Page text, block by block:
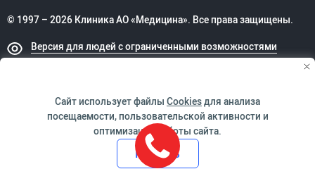
© 1997 – 2026 Клиника АО «Медицина». Все права защищены.
Версия для людей с ограниченными возможностями
ИМЕЮТСЯ ПРОТИВОПОКАЗАНИЯ. НЕОБХОДИМО
ПРОКОНСУЛЬТИРОВАТЬСЯ СО СПЕЦИАЛИСТОМ
Сайт использует файлы Cookiesдля анализа
посещаемости, пользовательской активности и
оптимизации работы сайта.
Принять